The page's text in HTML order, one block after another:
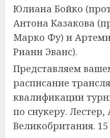
Юлиана Бойко
Антона Казакова
Марко Фу) и
Рианн Эванс).
Представляем
расписание
квалификации
по снукеру. Лестер,
Великобритания.